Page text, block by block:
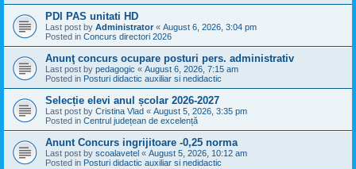
PDI PAS unitati HD
Last post by Administrator « August 6, 2026, 3:04 pm
Posted in Concurs directori 2026
Anunţ concurs ocupare posturi pers. administrativ
Last post by pedagogic « August 6, 2026, 7:15 am
Posted in Posturi didactic auxiliar si nedidactic
Selecție elevi anul școlar 2026-2027
Last post by Cristina Vlad « August 5, 2026, 3:35 pm
Posted in Centrul județean de excelență
Anunt Concurs ingrijitoare -0,25 norma
Last post by scoalavetel « August 5, 2026, 10:12 am
Posted in Posturi didactic auxiliar si nedidactic